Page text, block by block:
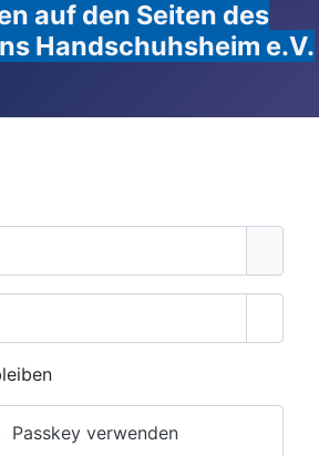
auf den Seiten des
Handschuhsheim e.V.
Passkey verwenden